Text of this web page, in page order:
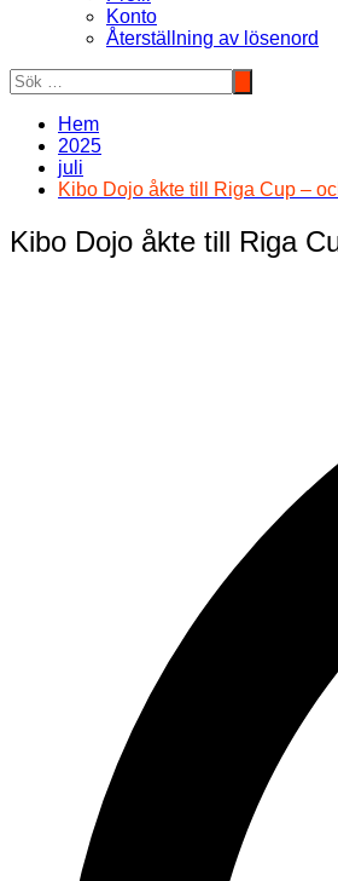
Konto
Återställning av lösenord
Hem
2025
juli
Kibo Dojo åkte till Riga Cup –
Kibo Dojo åkte till Riga